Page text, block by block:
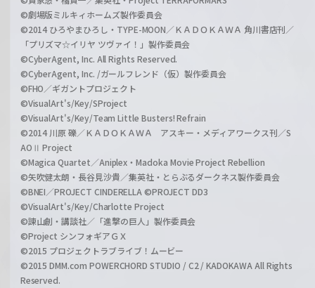
©劇場版ミルキィホームズ製作委員会
©2014 ひろやまひろし・TYPE-MOON／ＫＡＤＯＫＡＷＡ 角川書店刊／
「プリズマ☆イリヤ ツヴァイ！」製作委員会
©CyberAgent, Inc. All Rights Reserved.
©CyberAgent, Inc. /ガールフレンド（仮）製作委員会
©FHO／ギガントプロジェクト
©VisualArt's/Key/SProject
©VisualArt's/Key/Team Little Busters! Refrain
©2014 川原 礫／ＫＡＤＯＫＡＷＡ アスキー・メディアワークス刊／S
AOⅡ Project
©Magica Quartet／Aniplex・Madoka Movie Project Rebellion
©矢吹健太朗・長谷見沙貴／集英社・とらぶるダークネス製作委員会
©BNEI／PROJECT CINDERELLA ©PROJECT DD3
©VisualArt's/Key/Charlotte Project
©諫山創・講談社／「進撃の巨人」製作委員会
©Project シンフォギアＧＸ
©2015 プロジェクトラブライブ！ムービー
©2015 DMM.com POWERCHORD STUDIO / C2 / KADOKAWA All Rights
Reserved.